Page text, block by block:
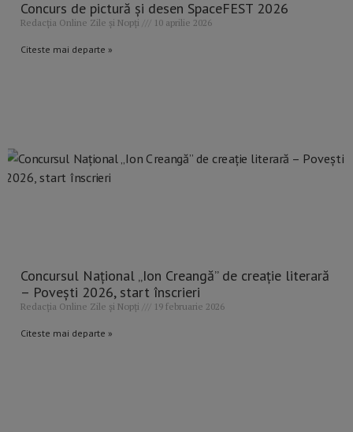
Concurs de pictură și desen SpaceFEST 2026
Redacția Online Zile și Nopți 10 aprilie 2026
Citeste mai departe »
Concursul Național „Ion Creangă” de creație literară
– Povești 2026, start înscrieri
Redacția Online Zile și Nopți 19 februarie 2026
Citeste mai departe »